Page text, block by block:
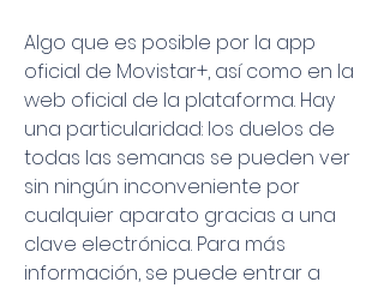
Algo que es posible por la app
oficial de Movistar+, así como en la
web oficial de la plataforma. Hay
una particularidad: los duelos de
todas las semanas se pueden ver
sin ningún inconveniente por
cualquier aparato gracias a una
clave electrónica. Para más
información, se puede entrar a